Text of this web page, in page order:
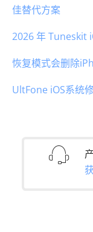
佳替代方案
2026 年 Tuneskit
恢复模式会删除
UltFone iOS系统